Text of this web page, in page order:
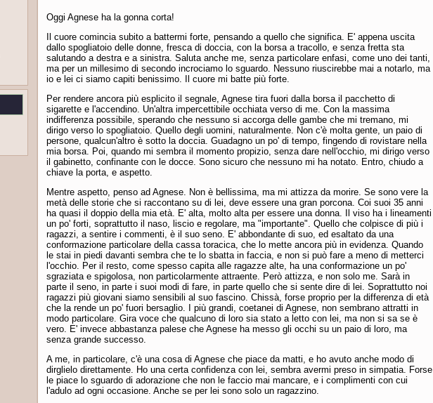
Oggi Agnese ha la gonna corta!
Il cuore comincia subito a battermi forte, pensando a quello che significa. E' appena uscita
dallo spogliatoio delle donne, fresca di doccia, con la borsa a tracollo, e senza fretta sta
salutando a destra e a sinistra. Saluta anche me, senza particolare enfasi, come uno dei tanti,
ma per un millesimo di secondo incrociamo lo sguardo. Nessuno riuscirebbe mai a notarlo, ma
io e lei ci siamo capiti benissimo. Il cuore mi batte più forte.
Per rendere ancora più esplicito il segnale, Agnese tira fuori dalla borsa il pacchetto di
sigarette e l'accendino. Un'altra impercettibile occhiata verso di me. Con la massima
indifferenza possibile, sperando che nessuno si accorga delle gambe che mi tremano, mi
dirigo verso lo spogliatoio. Quello degli uomini, naturalmente. Non c'è molta gente, un paio di
persone, qualcun'altro è sotto la doccia. Guadagno un po' di tempo, fingendo di rovistare nella
mia borsa. Poi, quando mi sembra il momento propizio, senza dare nell'occhio, mi dirigo verso
il gabinetto, confinante con le docce. Sono sicuro che nessuno mi ha notato. Entro, chiudo a
chiave la porta, e aspetto.
Mentre aspetto, penso ad Agnese. Non è bellissima, ma mi attizza da morire. Se sono vere la
metà delle storie che si raccontano su di lei, deve essere una gran porcona. Coi suoi 35 anni
ha quasi il doppio della mia età. E' alta, molto alta per essere una donna. Il viso ha i lineamenti
un po' forti, soprattutto il naso, liscio e regolare, ma "importante". Quello che colpisce di più i
ragazzi, a sentire i commenti, è il suo seno. E' abbondante di suo, ed esaltato da una
conformazione particolare della cassa toracica, che lo mette ancora più in evidenza. Quando
le stai in piedi davanti sembra che te lo sbatta in faccia, e non si può fare a meno di metterci
l'occhio. Per il resto, come spesso capita alle ragazze alte, ha una conformazione un po'
sgraziata e spigolosa, non particolarmente attraente. Però attizza, e non solo me. Sarà in
parte il seno, in parte i suoi modi di fare, in parte quello che si sente dire di lei. Soprattutto noi
ragazzi più giovani siamo sensibili al suo fascino. Chissà, forse proprio per la differenza di età
che la rende un po' fuori bersaglio. I più grandi, coetanei di Agnese, non sembrano attratti in
modo particolare. Gira voce che qualcuno di loro sia stato a letto con lei, ma non si sa se è
vero. E' invece abbastanza palese che Agnese ha messo gli occhi su un paio di loro, ma
senza grande successo.
A me, in particolare, c'è una cosa di Agnese che piace da matti, e ho avuto anche modo di
dirglielo direttamente. Ho una certa confidenza con lei, sembra avermi preso in simpatia. Forse
le piace lo sguardo di adorazione che non le faccio mai mancare, e i complimenti con cui
l'adulo ad ogni occasione. Anche se per lei sono solo un ragazzino.